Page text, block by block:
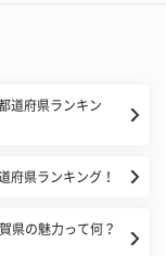
道府県ランキン
県ランキング！
県の魅力って何？